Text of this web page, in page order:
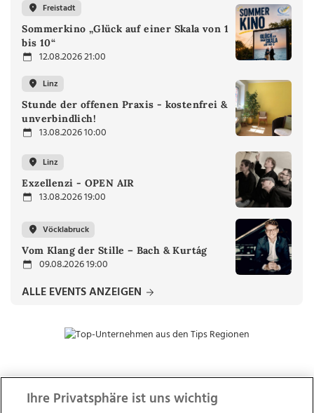
Freistadt
Sommerkino „Glück auf einer Skala von 1
bis 10“
12.08.2026 21:00
Linz
Stunde der offenen Praxis - kostenfrei &
unverbindlich!
13.08.2026 10:00
Linz
Exzellenzi - OPEN AIR
13.08.2026 19:00
Vöcklabruck
Vom Klang der Stille – Bach & Kurtág
09.08.2026 19:00
ALLE EVENTS ANZEIGEN
ZUR NACHRICHTENÜBERSICHT
Ihre Privatsphäre ist uns wichtig